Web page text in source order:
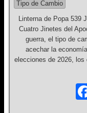
Tipo de Cambio
Linterna de Popa 539
Cuatro Jinetes del
guerra, el tipo de
acechar la
elecciones de 2026, los